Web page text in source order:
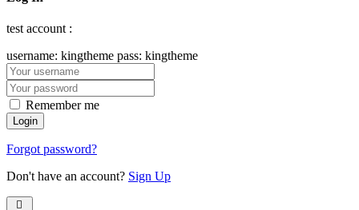
test account :
username: kingtheme pass: kingtheme
Remember me
Forgot password?
Don't have an account? Sign Up